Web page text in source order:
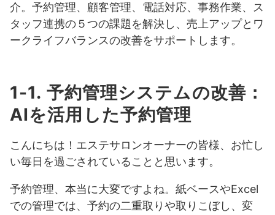
報共有プラットフォーム
介。予約管理、顧客管理、電話対応、事務作業、ス
タッフ連携の５つの課題を解決し、売上アップとワ
ークライフバランスの改善をサポートします。
1-1. 予約管理システムの改善：
AIを活用した予約管理
こんにちは！エステサロンオーナーの皆様、お忙し
い毎日を過ごされていることと思います。
予約管理、本当に大変ですよね。紙ベースやExcel
での管理では、予約の二重取りや取りこぼし、変